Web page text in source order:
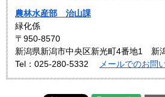
農林水産部 治山課
緑化係
〒950-8570
新潟県新潟市中央区新光町4番地1 新
Tel：025-280-5332
メールでのお問